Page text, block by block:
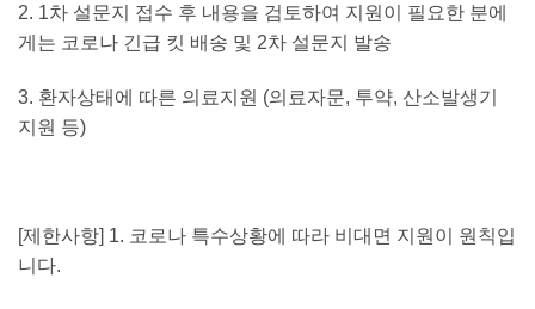
2. 1차 설문지 접수 후 내용을 검토하여 지원이 필요한 분에
게는 코로나 긴급 킷 배송 및 2차 설문지 발송
3. 환자상태에 따른 의료지원 (의료자문, 투약, 산소발생기
지원 등)
[제한사항] 1. 코로나 특수상황에 따라 비대면 지원이 원칙입
니다.